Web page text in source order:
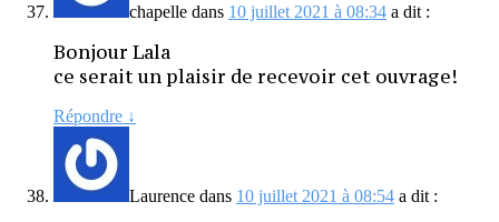
chapelle dans 10 juillet 2021 à 08:34 a dit :
Bonjour Lala
ce serait un plaisir de recevoir cet ouvrage!
Répondre ↓
Laurence dans 10 juillet 2021 à 08:54 a dit :